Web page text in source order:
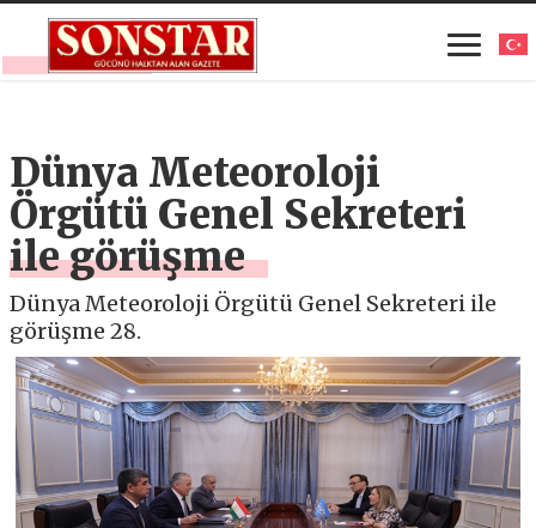
Dünya Meteoroloji
Örgütü Genel Sekreteri
ile görüşme
Dünya Meteoroloji Örgütü Genel Sekreteri ile
görüşme 28.